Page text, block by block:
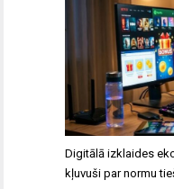
Digitālā izklaides
kļuvuši par normu